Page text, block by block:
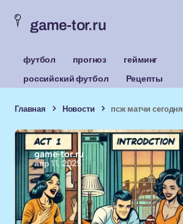
game-tor.ru
футбол прогноз
гейминг
российский футбол
Рецепты
Главная Новости псж матчи сегодня
game-tor.ru
апр 11, 2025